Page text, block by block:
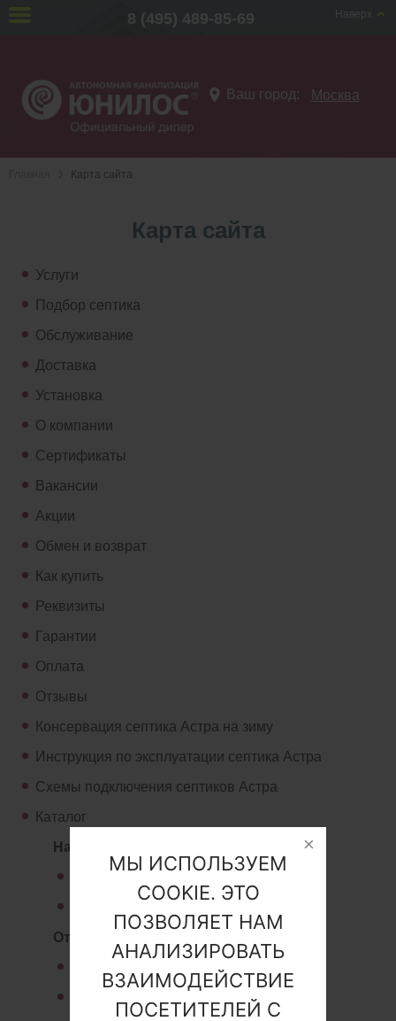
Ваш город: Москва
Карта сайта
Карта сайта
Услуги
Подбор септика
Обслуживание
Доставка
Установка
О компании
Сертификаты
Вакансии
Акции
Обмен и возврат
Как купить
Реквизиты
Гарантии
Оплата
Отзывы
Консервация септика Астра на зиму
Инструкция по эксплуатации септика Астра
Схемы подключения септиков Астра
Каталог
Назначение
Отвод воды
Юнилос Астра самотечные
Юнилос Астра принудительные
Наверх
8 (495) 489-85-69
МЫ ИСПОЛЬЗУЕМ
COOKIE. ЭТО
ПОЗВОЛЯЕТ НАМ
АНАЛИЗИРОВАТЬ
ВЗАИМОДЕЙСТВИЕ
ПОСЕТИТЕЛЕЙ С